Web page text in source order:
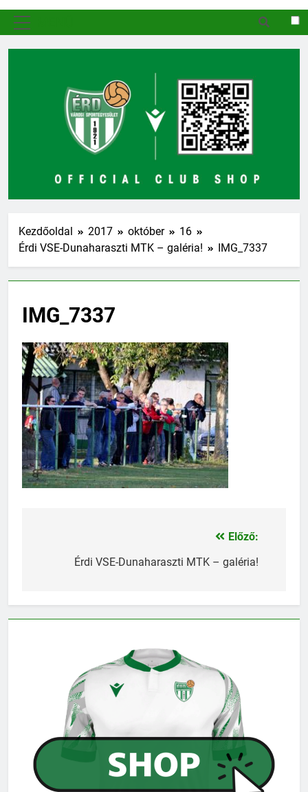
Kezdőoldal 2017 október
16
Érdi VSE-Dunaharaszti MTK – galéria!
IMG_7337
IMG_7337
navigáció
Előző:
Érdi VSE-Dunaharaszti MTK – galéria!